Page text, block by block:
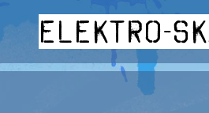
elektro-